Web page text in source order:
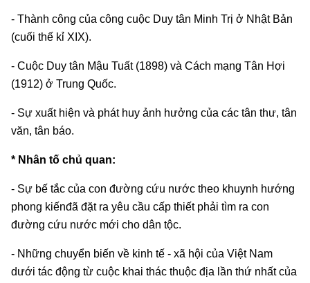
- Thành công của công cuộc Duy tân Minh Trị ở Nhật Bản
(cuối thế kỉ XIX).
- Cuộc Duy tân Mậu Tuất (1898) và Cách mạng Tân Hợi
(1912) ở Trung Quốc.
- Sự xuất hiện và phát huy ảnh hưởng của các tân thư, tân
văn, tân báo.
* Nhân tố chủ quan:
- Sự bế tắc của con đường cứu nước theo khuynh hướng
phong kiếnđã đặt ra yêu cầu cấp thiết phải tìm ra con
đường cứu nước mới cho dân tộc.
- Những chuyển biến về kinh tế - xã hội của Việt Nam
dưới tác động từ cuộc khai thác thuộc địa lần thứ nhất của